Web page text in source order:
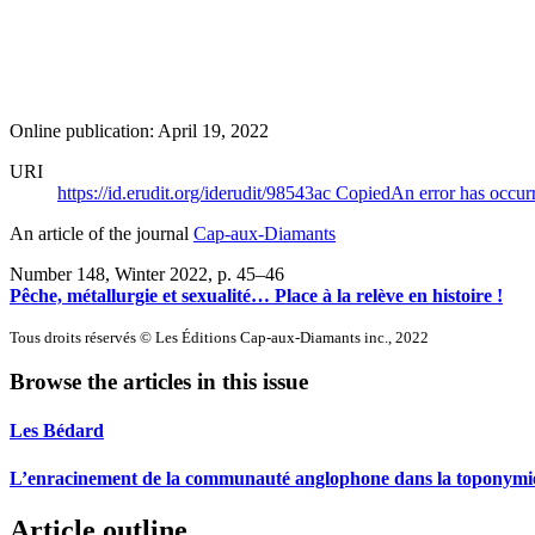
Online publication: April 19, 2022
URI
https://id.erudit.org/iderudit/98543ac CopiedAn error has
An article of the journal Cap-aux-Diamants
Number 148, Winter 2022, p. 45–46
Pêche, métallurgie et sexualité… Place à la relève en histoire !
Tous droits réservés © Les Éditions Cap-aux-Diamants inc., 2022
Browse the articles in this issue
Les Bédard
L’enracinement de la communauté anglophone dans la